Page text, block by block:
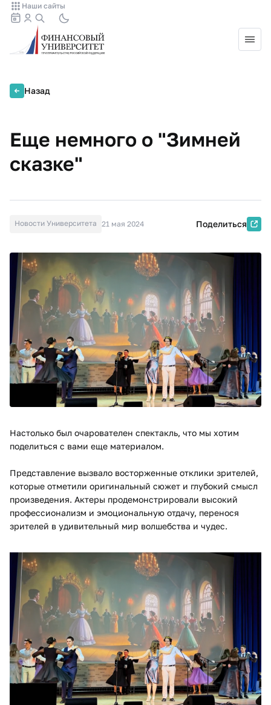
Наши сайты
Назад
Еще немного о "Зимней
сказке"
Новости Университета 21 мая 2024 Поделиться
Настолько был очарователен спектакль, что мы хотим
поделиться с вами еще материалом.
Представление вызвало восторженные отклики зрителей,
которые отметили оригинальный сюжет и глубокий смысл
произведения. Актеры продемонстрировали высокий
профессионализм и эмоциональную отдачу, перенося
зрителей в удивительный мир волшебства и чудес.